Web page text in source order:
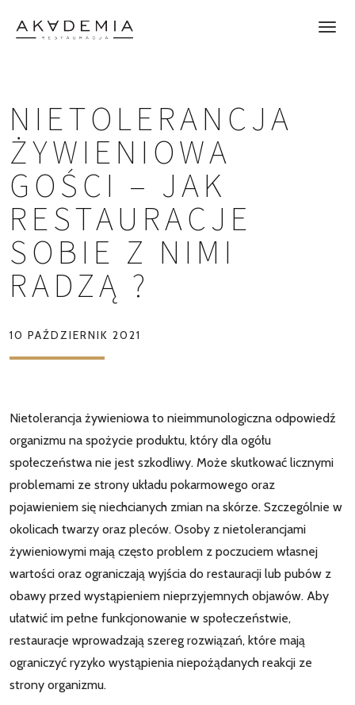
NIETOLERANCJA
ŻYWIENIOWA
GOŚCI – JAK
RESTAURACJE
SOBIE Z NIMI
RADZĄ ?
10 PAŹDZIERNIK 2021
Nietolerancja żywieniowa to nieimmunologiczna odpowiedź
organizmu na spożycie produktu, który dla ogółu
społeczeństwa nie jest szkodliwy. Może skutkować licznymi
problemami ze strony układu pokarmowego oraz
pojawieniem się niechcianych zmian na skórze. Szczególnie w
okolicach twarzy oraz pleców. Osoby z nietolerancjami
żywieniowymi mają często problem z poczuciem własnej
wartości oraz ograniczają wyjścia do restauracji lub pubów z
obawy przed wystąpieniem nieprzyjemnych objawów. Aby
ułatwić im pełne funkcjonowanie w społeczeństwie,
restauracje wprowadzają szereg rozwiązań, które mają
ograniczyć ryzyko wystąpienia niepożądanych reakcji ze
strony organizmu.